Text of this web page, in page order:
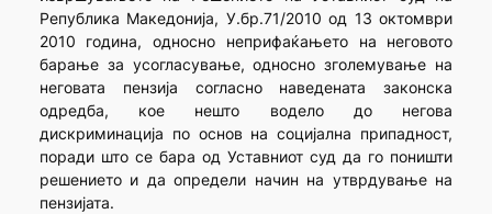
Република Македонија, У.бр.71/2010 од 13 октомври
2010 година, односно неприфаќањето на неговото
барање за усогласување, односно зголемување на
неговата пензија согласно наведената законска
одредба, кое нешто водело до негова
дискриминација по основ на социјална припадност,
поради што се бара од Уставниот суд да го поништи
решението и да определи начин на утврдување на
пензијата.